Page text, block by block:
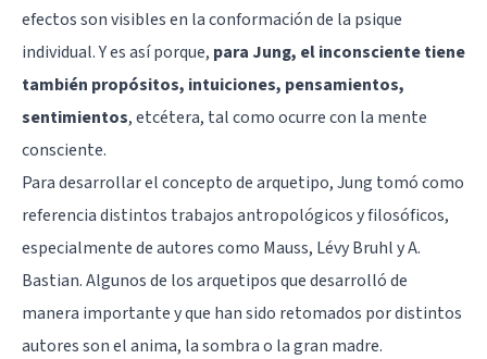
efectos son visibles en la conformación de la psique
individual. Y es así porque, para Jung, el inconsciente tiene
también propósitos, intuiciones, pensamientos,
sentimientos, etcétera, tal como ocurre con la mente
consciente.
Para desarrollar el concepto de arquetipo, Jung tomó como
referencia distintos trabajos antropológicos y filosóficos,
especialmente de autores como Mauss, Lévy Bruhl y A.
Bastian. Algunos de los arquetipos que desarrolló de
manera importante y que han sido retomados por distintos
autores son el anima, la sombra o la gran madre.